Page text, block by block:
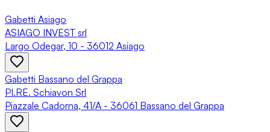
Gabetti Asiago
ASIAGO INVEST srl
Largo Odegar, 10 - 36012 Asiago
Gabetti Bassano del Grappa
PI.RE. Schiavon Srl
Piazzale Cadorna, 41/A - 36061 Bassano del Grappa